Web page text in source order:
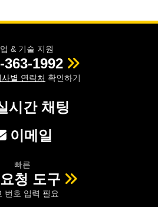
& 기술 지원
363-1992
별 연락처 확인하기
시간 채팅
이메일
빠른
청 도구
번호 입력 필요